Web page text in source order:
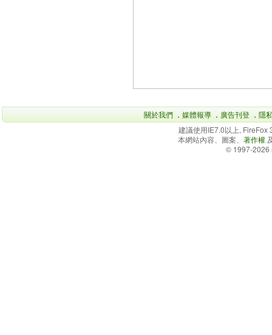
關於我們 ． 媒體報導 ． 廣告刊登 ． 隱
建議使用IE7.0以上,
本網站內容、圖案、 著作權
© 1997-2026